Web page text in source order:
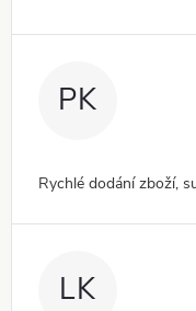
PK
Rychlé dodání zboží,
LK